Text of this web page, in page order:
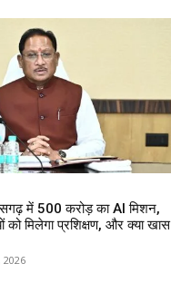
में 500 करोड़ का AI मिशन,
को मिलेगा प्रशिक्षण, और क्या खास
2026